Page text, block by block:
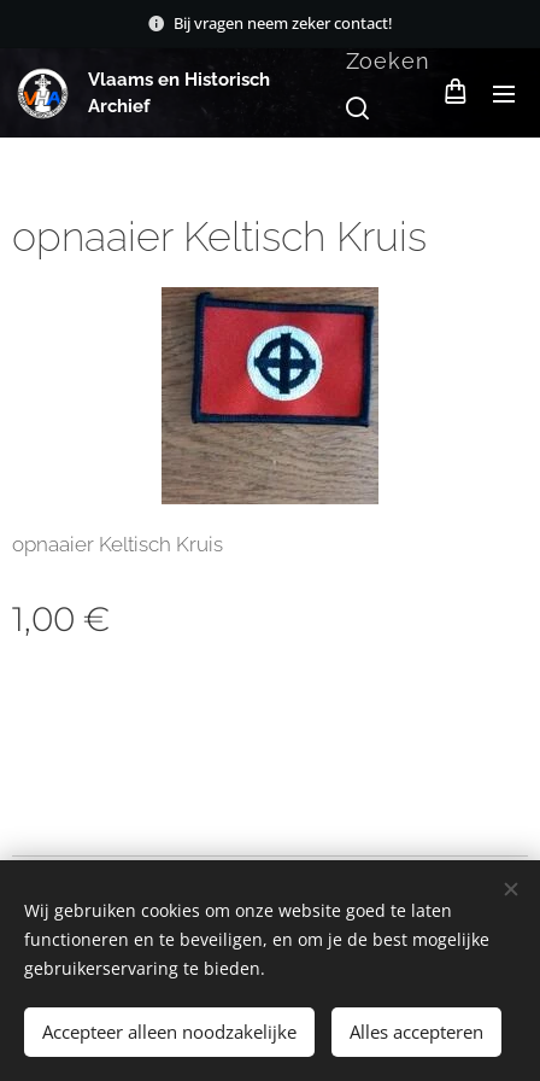
Bij vragen neem zeker contact!
Vlaams en Historisch
Archief
Zoeken
opnaaier Keltisch Kruis
opnaaier Keltisch Kruis
1,00 €
Toevoegen aan de winkelwagen
Cookies
Wij gebruiken cookies om onze website goed te laten
functioneren en te beveiligen, en om je de best mogelijke
gebruikerservaring te bieden.
Accepteer alleen noodzakelijke Alles accepteren